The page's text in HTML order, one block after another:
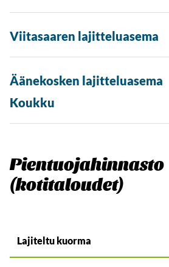
Viitasaaren lajitteluasema
Äänekosken lajitteluasema
Koukku
Pientuojahinnasto
(kotitaloudet)
Lajiteltu kuorma